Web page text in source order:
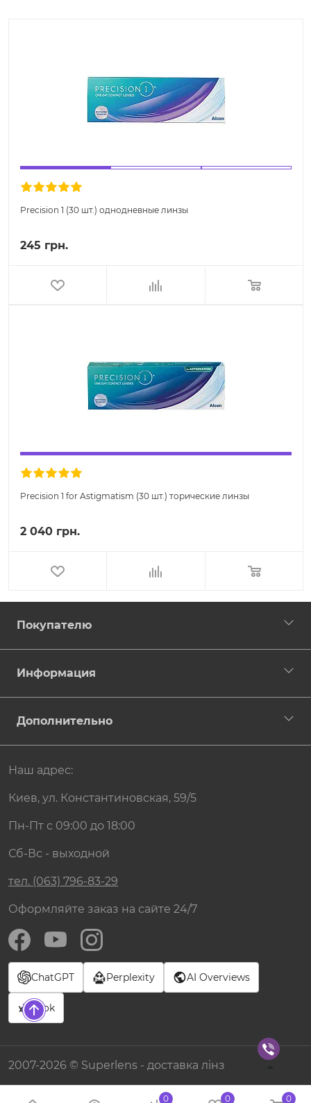
Precision 1 (30 шт.) однодневные линзы
245 грн.
Precision 1 for Astigmatism (30 шт.) торические линзы
2 040 грн.
Покупателю
Информация
Дополнительно
Наш адрес:
Киев, ул. Константиновская, 59/5
Пн-Пт с 09:00 до 18:00
Сб-Вс - выходной
тел. (063) 796-83-29
Оформляйте заказ на сайте 24/7
ChatGPT Perplexity AI Overviews
Grok
2007-2026 © Superlens - доставка лінз
0 0 0